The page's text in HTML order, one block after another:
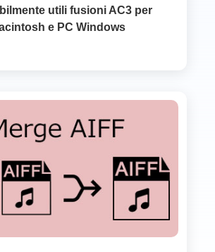
utili fusioni AC3 per
e PC Windows